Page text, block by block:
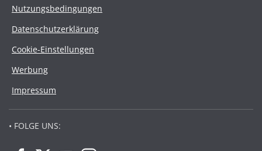
Nutzungsbedingungen
Datenschutzerklärung
Cookie-Einstellungen
Werbung
Impressum
• FOLGE UNS: